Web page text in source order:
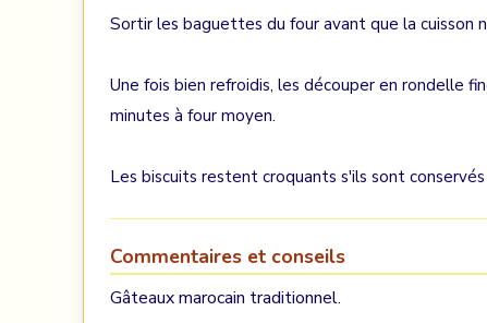
Sortir les baguettes du four avant que la cuisson
Une fois bien refroidis, les découper en rondelle
minutes à four moyen.
Les biscuits restent croquants s'ils sont
Commentaires et conseils
Gâteaux marocain traditionnel.